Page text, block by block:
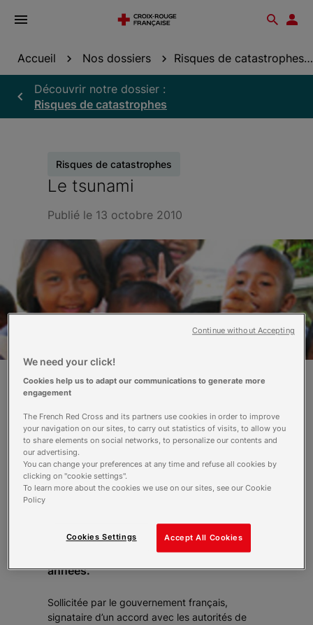
Ouvrir
Accueil Nos dossiers Risques de catastrophes
Découvrir notre dossier :
Risques de catastrophes
Risques de catastrophes
Le tsunami
Publié le 13 octobre 2010
vulnérabilités et l’impréparation à la fois
des pays et des populations. L’océan
indien, et en particulier l’Indonésie, sont
pourtant exposés à des catastrophes
naturelles récurrentes (plus de 300
inondations entre 1999 et 2004, 65
qui ont provoqué la mort de 300 000
personnes et le déplacement de millions
de sinistrés au cours de ces dernières
années.
Sollicitée par le gouvernement français,
signataire d’un accord avec les autorités de
We need your click!
Cookies help us to adapt our communications to generate more
engagement
The French Red Cross and its partners use cookies in order to improve
your navigation on our sites, to carry out statistics of visits, to allow you
to share elements on social networks, to personalize our contents and
our advertising.
You can change your preferences at any time and refuse all cookies by
clicking on "cookie settings".
To learn more about the cookies we use on our sites, see our Cookie
Policy
Accept All Cookies
Cookies Settings
Continue without Accepting